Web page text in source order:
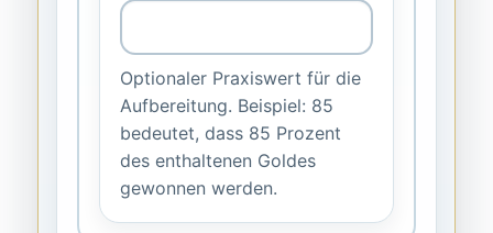
Optionaler Praxiswert für die
Aufbereitung. Beispiel: 85
bedeutet, dass 85 Prozent
des enthaltenen Goldes
gewonnen werden.